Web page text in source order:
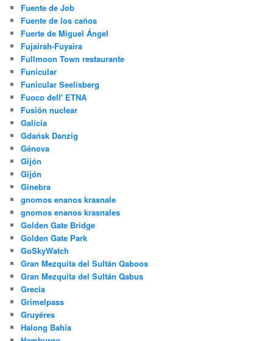
Fuente de Job
Fuente de los caños
Fuerte de Miguel Ángel
Fujairah-Fuyaira
Fullmoon Town restaurante
Funicular
Funicular Seelisberg
Fuoco dell' ETNA
Fusión nuclear
Galicia
Gdańsk Danzig
Génova
Gijón
Gijón
Ginebra
gnomos enanos krasnale
gnomos enanos krasnales
Golden Gate Bridge
Golden Gate Park
GoSkyWatch
Gran Mezquita del Sultán Qaboos
Gran Mezquita del Sultán Qabus
Grecia
Grimelpass
Gruyéres
Halong Bahía